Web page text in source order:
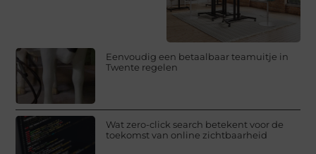
Eenvoudig een betaalbaar teamuitje in
Twente regelen
Wat zero-click search betekent voor de
toekomst van online zichtbaarheid